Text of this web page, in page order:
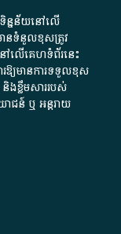
ទិន្នន័យនៅលើ
ានទំនួលខុសត្រូវ
ៅលើគេហទំព័រនេះ
ឱ្យមានការទទួលខុស​
ងខ្លឹមសាររបស់
ជន៍ ឬ អន្តរាយ